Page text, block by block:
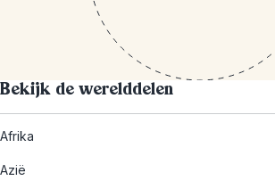
Bekijk de werelddelen
Afrika
Azië